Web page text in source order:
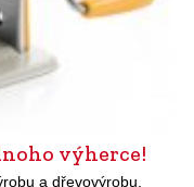
výherce!
a dřevovýrobu.